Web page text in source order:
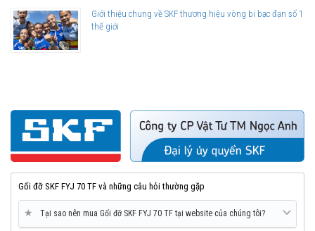
Giới thiệu chung về SKF thương hiệu vòng bi bạc đạn số 1
thế giới
Gối đỡ SKF FYJ 70 TF và những câu hỏi thường gặp
★ Tại sao nên mua Gối đỡ SKF FYJ 70 TF tại website của chúng tôi?